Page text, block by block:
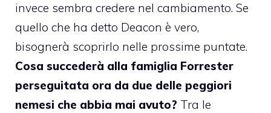
invece sembra credere nel cambiamento. Se
quello che ha detto Deacon è vero,
bisognerà scoprirlo nelle prossime puntate.
Cosa succederà alla famiglia Forrester
perseguitata ora da due delle peggiori
nemesi che abbia mai avuto? Tra le